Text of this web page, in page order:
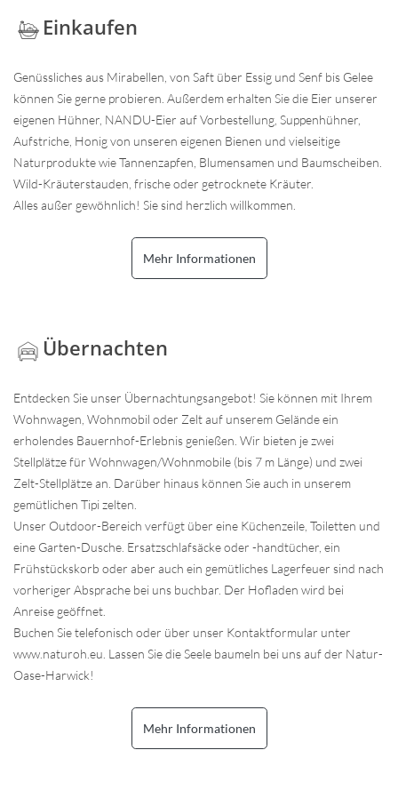
Einkaufen
Genüssliches aus Mirabellen, von Saft über Essig und Senf bis Gelee
können Sie gerne probieren. Außerdem erhalten Sie die Eier unserer
eigenen Hühner, NANDU-Eier auf Vorbestellung, Suppenhühner,
Aufstriche, Honig von unseren eigenen Bienen und vielseitige
Naturprodukte wie Tannenzapfen, Blumensamen und Baumscheiben.
Wild-Kräuterstauden, frische oder getrocknete Kräuter.
Alles außer gewöhnlich! Sie sind herzlich willkommen.
Mehr Informationen
Übernachten
Entdecken Sie unser Übernachtungsangebot! Sie können mit Ihrem
Wohnwagen, Wohnmobil oder Zelt auf unserem Gelände ein
erholendes Bauernhof-Erlebnis genießen. Wir bieten je zwei
Stellplätze für Wohnwagen/Wohnmobile (bis 7 m Länge) und zwei
Zelt-Stellplätze an. Darüber hinaus können Sie auch in unserem
gemütlichen Tipi zelten.
Unser Outdoor-Bereich verfügt über eine Küchenzeile, Toiletten und
eine Garten-Dusche. Ersatzschlafsäcke oder -handtücher, ein
Frühstückskorb oder aber auch ein gemütliches Lagerfeuer sind nach
vorheriger Absprache bei uns buchbar. Der Hofladen wird bei
Anreise geöffnet.
Buchen Sie telefonisch oder über unser Kontaktformular unter
www.naturoh.eu. Lassen Sie die Seele baumeln bei uns auf der Natur-
Oase-Harwick!
Mehr Informationen